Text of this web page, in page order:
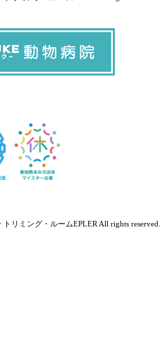
リミング・ルームEPLER All rights reserved.